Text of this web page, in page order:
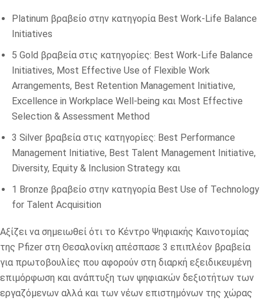
Platinum βραβείο στην κατηγορία Best Work-Life Balance
Initiatives
5 Gold βραβεία στις κατηγορίες: Best Work-Life Balance
Initiatives, Most Effective Use of Flexible Work
Arrangements, Best Retention Management Initiative,
Excellence in Workplace Well-being και Most Effective
Selection & Assessment Method
3 Silver βραβεία στις κατηγορίες: Best Performance
Management Initiative, Best Talent Management Initiative,
Diversity, Equity & Inclusion Strategy και
1 Bronze βραβείo στην κατηγορία Best Use of Technology
for Talent Acquisition
Aξίζει να σημειωθεί ότι το Κέντρο Ψηφιακής Καινοτομίας
της Pfizer στη Θεσαλονίκη απέσπασε 3 επιπλέον βραβεία
για πρωτοβουλίες που αφορούν στη διαρκή εξειδικευμένη
επιμόρφωση και ανάπτυξη των ψηφιακών δεξιοτήτων των
εργαζόμενων αλλά και των νέων επιστημόνων της χώρας